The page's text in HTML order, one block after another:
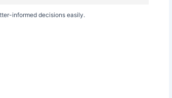
informed decisions easily.